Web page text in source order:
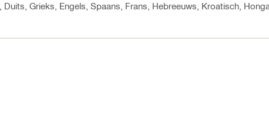
Duits, Grieks, Engels, Spaans, Frans, Hebreeuws, Kroatisch,